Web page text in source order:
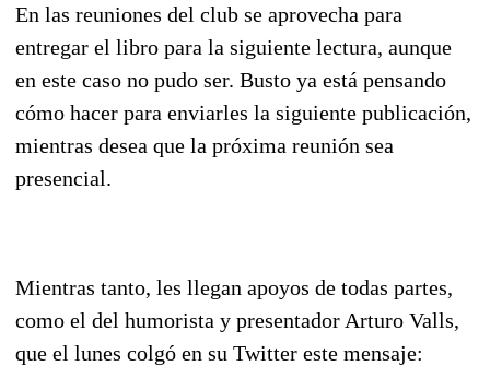
En las reuniones del club se aprovecha para
entregar el libro para la siguiente lectura, aunque
en este caso no pudo ser. Busto ya está pensando
cómo hacer para enviarles la siguiente publicación,
mientras desea que la próxima reunión sea
presencial.
Mientras tanto, les llegan apoyos de todas partes,
como el del humorista y presentador Arturo Valls,
que el lunes colgó en su Twitter este mensaje: